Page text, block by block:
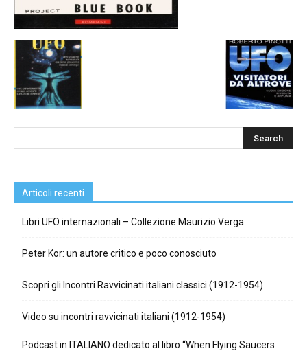
Articoli recenti
Libri UFO internazionali – Collezione Maurizio Verga
Peter Kor: un autore critico e poco conosciuto
Scopri gli Incontri Ravvicinati italiani classici (1912-1954)
Video su incontri ravvicinati italiani (1912-1954)
Podcast in ITALIANO dedicato al libro “When Flying Saucers